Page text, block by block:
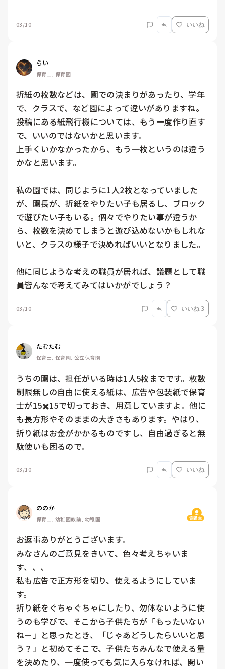
03/10 いいね
らい
保育士, 保育園
折紙の枚数などは、園での決まりがあったり、学年
で、クラスで、など園によって違いがありますね。
投稿にある紙飛行機については、もう一度作り直す
で、いいのではないかと思います。
上手くいかなかったから、もう一枚というのは違う
かなと思います。
私の園では、同じように1人2枚となっていました
が、園長が、折紙をやりたい子も居るし、ブロック
で遊びたい子もいる。個々でやりたい事が違うか
ら、枚数を決めてしまうと遊び込めないかもしれな
いと、クラスの様子で決めればいいとなりました。
他に同じような考えの職員が居れば、議題として職
員皆んなで考えてみてはいかがでしょう？
03/10 いいね 3
たむたむ
保育士, 保育園, 公立保育園
うちの園は、担任がいる時は1人5枚までです。枚数
制限無しの自由に使える紙は、広告や包装紙で保育
士が15✖️15で切っておき、用意していますよ。他に
も長方形やそのままの大きさもあります。やはり、
折り紙はお金がかかるものですし、自由過ぎると無
駄使いも困るので。
03/10 いいね
ののか
保育士, 幼稚園教諭, 幼稚園 質問主
お返事ありがとうございます。
みなさんのご意見をきいて、色々考えちゃいま
す、、、
私も広告で正方形を切り、使えるようにしていま
す。
折り紙をぐちゃぐちゃにしたり、勿体ないように使
うのも学びで、そこから子供たちが「もったいない
ねー」と思ったとき、「じゃあどうしたらいいと思
う？」と初めてそこで、子供たちみんなで使える量
を決めたり、一度使っても気に入らなければ、開い